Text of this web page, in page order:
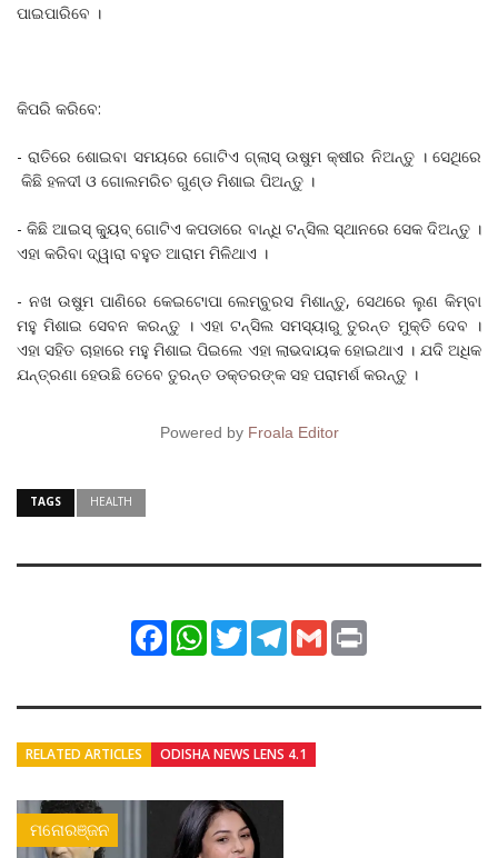
ପାଇପାରିବେ ।
କିପରି କରିବେ:
- ରାତିରେ ଶୋଇବା ସମୟରେ ଗୋଟିଏ ଗ୍ଲାସ୍ ଉଷୁମ କ୍ଷୀର ନିଅନ୍ତୁ । ସେଥିରେ
କିଛି ହଳଦୀ ଓ ଗୋଲମରିଚ ଗୁଣ୍ଡ ମିଶାଇ ପିଅନ୍ତୁ ।
- କିଛି ଆଇସ୍ କୁ୍ୟବ୍ ଗୋଟିଏ କପଡାରେ ବାନ୍ଧି ଟନ୍ସିଲ ସ୍ଥାନରେ ସେକ ଦିଅନ୍ତୁ ।
ଏହା କରିବା ଦ୍ୱାରା ବହୁତ ଆରାମ ମିଳିଥାଏ ।
- ନଖ ଉଷୁମ ପାଣିରେ କେଇଟୋପା ଲେମ୍ବୁରସ ମିଶାନ୍ତୁ, ସେଥରେ ଲୁଣ କିମ୍ବା
ମହୁ ମିଶାଇ ସେବନ କରନ୍ତୁ । ଏହା ଟନ୍ସିଲ ସମସ୍ୟାରୁ ତୁରନ୍ତ ମୁକ୍ତି ଦେବ ।
ଏହା ସହିତ ଚାହାରେ ମହୁ ମିଶାଇ ପିଇଲେ ଏହା ଲାଭଦାୟକ ହୋଇଥାଏ । ଯଦି ଅଧିକ
ଯନ୍ତ୍ରଣା ହେଉଛି ତେବେ ତୁରନ୍ତ ଡକ୍ତରଙ୍କ ସହ ପରାମର୍ଶ କରନ୍ତୁ ।
Powered by Froala Editor
TAGS HEALTH
FacebookWhatsApp
TwitterTelegram
Gmail
RELATED ARTICLES ODISHA NEWS LENS 4.1
ମନୋରଞ୍ଜନ